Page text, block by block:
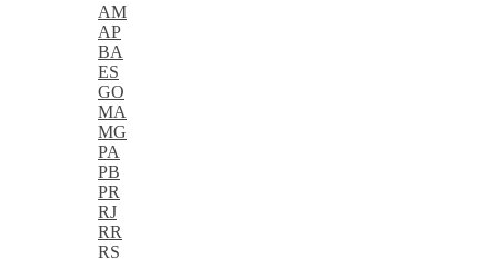
AM
AP
BA
ES
GO
MA
MG
PA
PB
PR
RJ
RR
RS